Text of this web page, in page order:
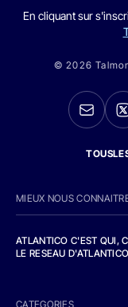
En cliquant sur
© 2026
MIEUX NOUS
ATLANTICO C'EST QUI,
LE RESEAU D'ATLANTICO
CATEGORIES